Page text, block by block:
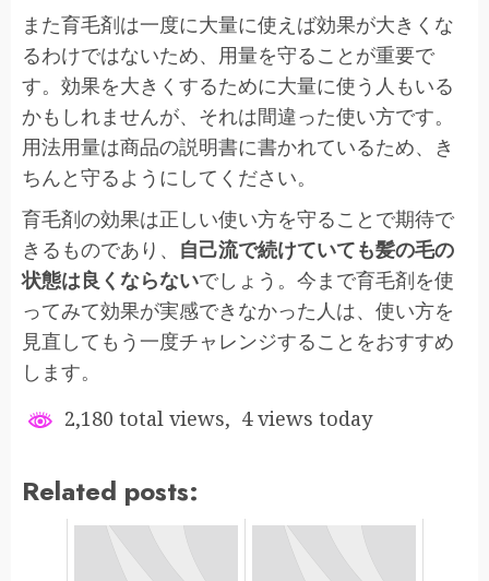
また育毛剤は一度に大量に使えば効果が大きくな
るわけではないため、 用量を守ることが重要で
す。効果を大きくするために大量に使う人もいる
かもしれませんが、それは間違った使い方です。
用法用量は商品の説明書に書かれているため、き
ちんと守るようにしてください。
育毛剤の効果は正しい使い方を守ることで期待で
きるものであり、 自己流で続けていても髪の毛の
状態は良くならないでしょう。今まで育毛剤を使
ってみて効果が実感できなかった人は、使い方を
見直してもう一度チャレンジすることをおすすめ
します。
2,180 total views, 4 views today
Related posts: